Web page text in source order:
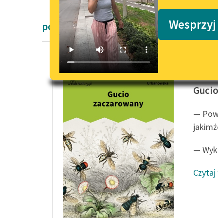
powieści dla dzieci i młodzieży Zofii
—
—
Czytaj